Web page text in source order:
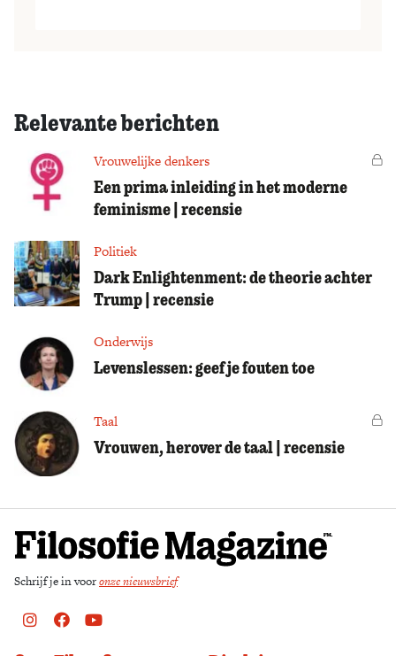
Relevante berichten
Vrouwelijke denkers
Een prima inleiding in het moderne
feminisme | recensie
Politiek
Dark Enlightenment: de theorie achter
Trump | recensie
Onderwijs
Levenslessen: geef je fouten toe
Taal
Vrouwen, herover de taal | recensie
Schrijf je in vooronze nieuwsbrief
Instagram
FacebookYoutube